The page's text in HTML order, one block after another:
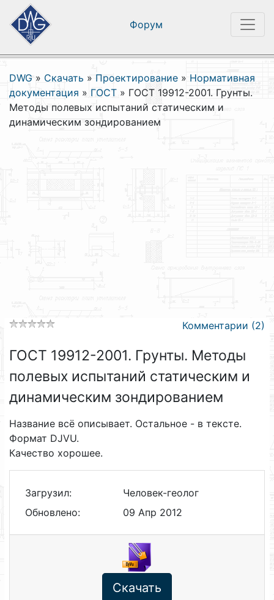
Форум
DWG » Скачать » Проектирование » Нормативная
документация » ГОСТ » ГОСТ 19912-2001. Грунты.
Методы полевых испытаний статическим и
динамическим зондированием
Комментарии (2)
ГОСТ 19912-2001. Грунты. Методы
полевых испытаний статическим и
динамическим зондированием
Название всё описывает. Остальное - в тексте.
Формат DJVU.
Качество хорошее.
Загрузил:
Человек-геолог
Обновлено:
09 Апр 2012
Скачать